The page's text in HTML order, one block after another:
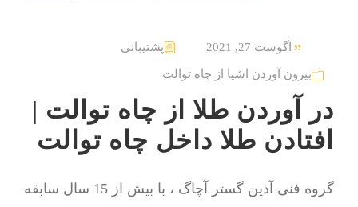
آگوست 27, 2021 پشتیبانی
بیرون آوردن اشیا از چاه توالت
در آوردن طلا از چاه توالت |
افتادن طلا داخل چاه توالت
گروه فنی آذین گستر آچاگ ، با بیش از 15 سال سابقه